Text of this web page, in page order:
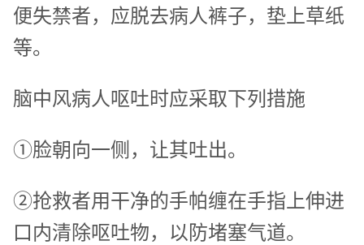
便失禁者，应脱去病人裤子，垫上草纸
等。
脑中风病人呕吐时应采取下列措施
①脸朝向一侧，让其吐出。
②抢救者用干净的手帕缠在手指上伸进
口内清除呕吐物，以防堵塞气道。